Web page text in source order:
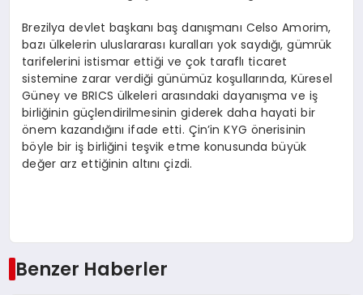
Brezilya devlet başkanı baş danışmanı Celso Amorim,
bazı ülkelerin uluslararası kuralları yok saydığı, gümrük
tarifelerini istismar ettiği ve çok taraflı ticaret
sistemine zarar verdiği günümüz koşullarında, Küresel
Güney ve BRICS ülkeleri arasındaki dayanışma ve iş
birliğinin güçlendirilmesinin giderek daha hayati bir
önem kazandığını ifade etti. Çin’in KYG önerisinin
böyle bir iş birliğini teşvik etme konusunda büyük
değer arz ettiğinin altını çizdi.
Benzer Haberler